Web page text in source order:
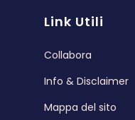
Link Utili
Collabora
Info & Disclaimer
Mappa del sito